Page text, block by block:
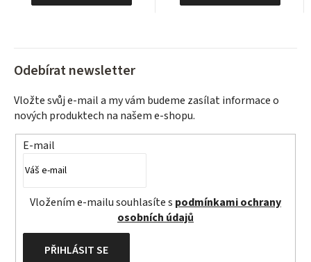
Odebírat newsletter
Vložte svůj e-mail a my vám budeme zasílat informace o
nových produktech na našem e-shopu.
E-mail
Vložením e-mailu souhlasíte s podmínkami ochrany
osobních údajů
PŘIHLÁSIT SE